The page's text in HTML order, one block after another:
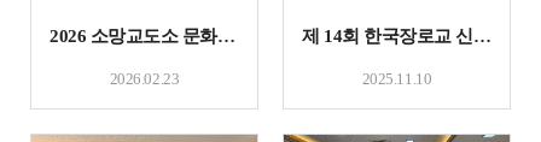
2026 소망교도소 문화공연
2026.02.23
제 14회 한국장로교 신학대학교 찬양제
2025.11.10